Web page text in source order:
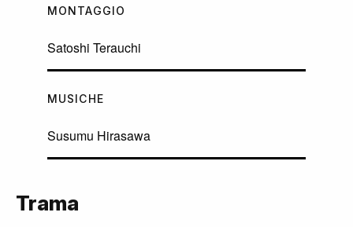
MONTAGGIO
Satoshi Terauchi
MUSICHE
Susumu Hirasawa
Trama